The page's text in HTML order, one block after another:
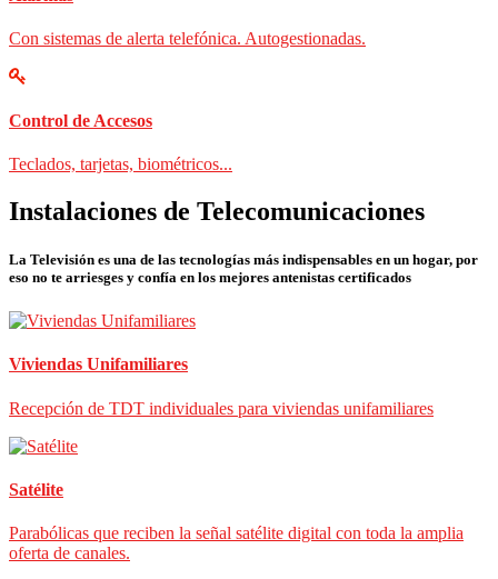
Con sistemas de alerta telefónica. Autogestionadas.
Control de Accesos
Teclados, tarjetas, biométricos...
Instalaciones de Telecomunicaciones
La Televisión es una de las tecnologías más indispensables en un hogar, por
eso no te arriesges y confía en los mejores antenistas certificados
Viviendas Unifamiliares
Recepción de TDT individuales para viviendas unifamiliares
Satélite
Parabólicas que reciben la señal satélite digital con toda la amplia
oferta de canales.